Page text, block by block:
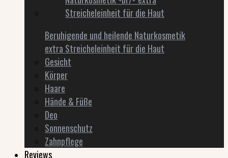
Beruhigende und heilende Naturkosmetik
extra Streicheleinheit für die Haut
Gesicht
Körper
Haare
Hände & Füße
Deo
Sonnenschutz
Zahnpflege
Reviews